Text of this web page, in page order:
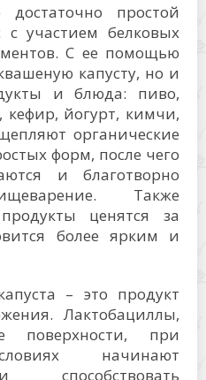
простой
с участием белковых
С ее помощью
капусту, но и
и блюда: пиво,
кефир, йогурт, кимчи,
органические
форм, после чего
и благотворно
Также
ценятся за
более ярким и
– это продукт
Лактобациллы,
при
начинают
способствовать